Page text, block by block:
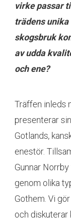
virke passar
trädens
skogsbruk
av udda
och ene?
Träffen inleds
presenterar
Gotlands,
enestör.
Gunnar
genom olika
Gothem. Vi
och diskuterar